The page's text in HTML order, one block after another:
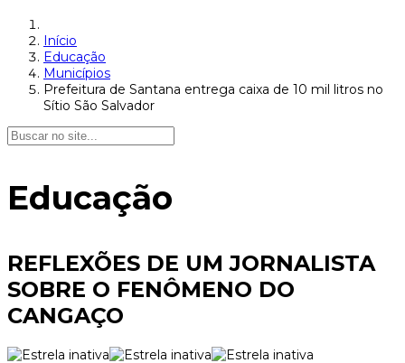
Início
Educação
Municípios
Prefeitura de Santana entrega caixa de 10 mil litros no
Sítio São Salvador
Educação
REFLEXÕES DE UM JORNALISTA
SOBRE O FENÔMENO DO
CANGAÇO